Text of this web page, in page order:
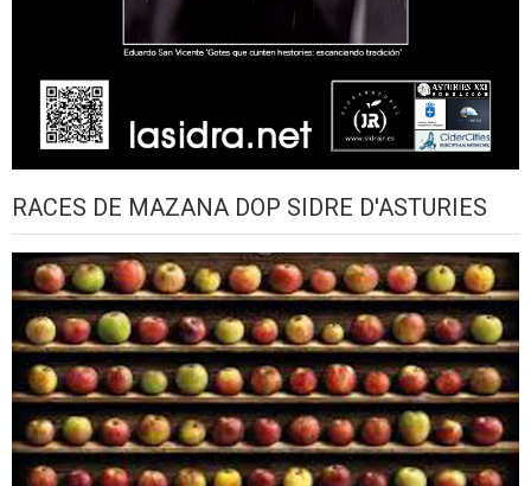
RACES DE MAZANA DOP SIDRE D'ASTURIES